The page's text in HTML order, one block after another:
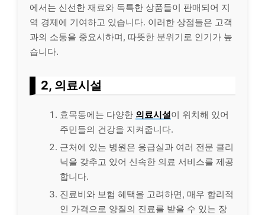
에서는 신선한 재료와 독특한 상품들이 판매되어 지
역 경제에 기여하고 있습니다. 이러한 상점들은 고객
과의 소통을 중요시하며, 따뜻한 분위기로 인기가 높
습니다.
2, 의료시설
효목동에는 다양한 의료시설이 위치해 있어
주민들의 건강을 지켜줍니다.
근처에 있는 병원은 응급실과 여러 전문 클리
닉을 갖추고 있어 신속한 의료 서비스를 제공
합니다.
진료비와 보험 혜택을 고려하면, 매우 합리적
인 가격으로 양질의 진료를 받을 수 있는 장